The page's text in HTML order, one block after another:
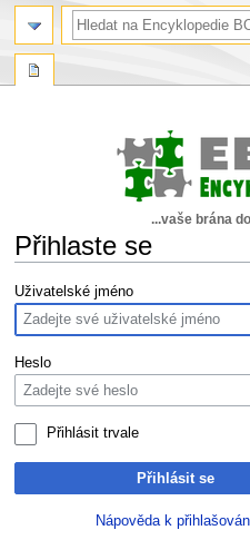
...vaše brána
Přihlaste se
Skočit
na
navigaci
Skočit
na
vyhledávání
Uživatelské jméno
Heslo
Přihlásit trvale
Přihlásit se
Nápověda k